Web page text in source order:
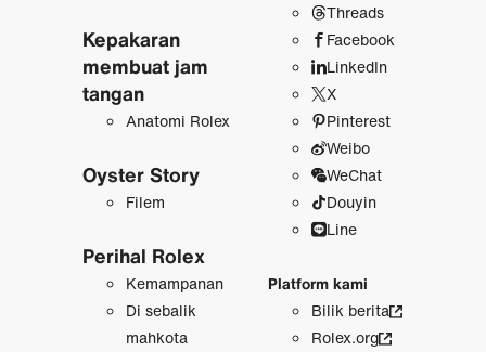
Kepakaran
membuat jam
tangan
Anatomi Rolex
Oyster Story
Filem
Perihal Rolex
Kemampanan
Di sebalik
mahkota
Threads
Facebook
LinkedIn
X
Pinterest
Weibo
WeChat
Douyin
Line
Platform kami
Bilik berita
Rolex.org